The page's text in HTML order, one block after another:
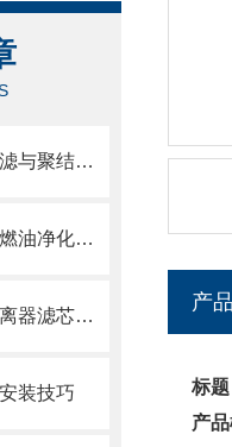
航空煤油聚结滤芯的分层过滤与聚结分离原理
航空煤油聚结滤芯：全链条燃油净化的关键配套
净流护航：喷气燃料过滤分离器滤芯的使用目的
装技巧
产
标
产